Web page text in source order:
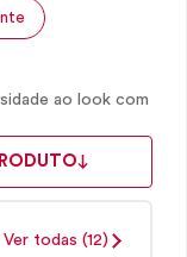
ao look com
Ver todas (12)